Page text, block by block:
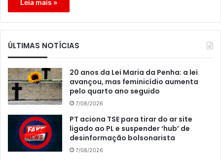
Leia mais »
ÚLTIMAS NOTÍCIAS
20 anos da Lei Maria da Penha: a lei
avançou, mas feminicídio aumenta
pelo quarto ano seguido
7/08/2026
PT aciona TSE para tirar do ar site
ligado ao PL e suspender ‘hub’ de
desinformação bolsonarista
7/08/2026